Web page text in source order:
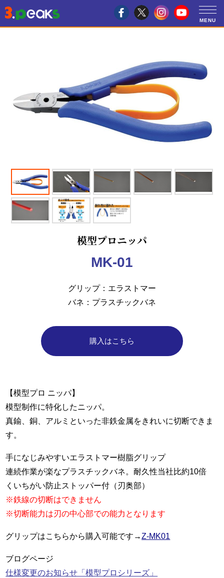
模型プロニッパ
MK-01
グリップ
エラストマー
バネ
プラスチックバネ
購入はこちら
【模型プロ ニッパ】
模型制作に特化したニッパ。
真鍮、銅、アルミといった非鉄金属をきれいに切断できま
す。
手になじみやすいエラストマー樹脂グリップ
連続作業が楽なプラスチックバネ。耐久性当社比約10倍
くいちがい防止ストッパー付（刃奥部）
※鉄線の切断はできません
※切断能力は刃の中心部での能力となります
グリップはこちらから購入可能です→Z-MK01
ブログページ
仕様変更のお知らせ「模型プロシリーズ」